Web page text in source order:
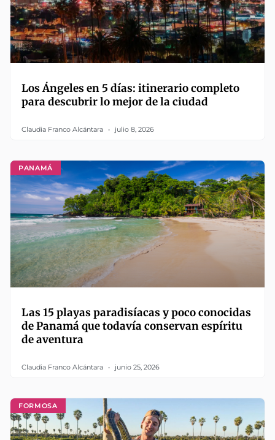
Los Ángeles en 5 días: itinerario completo
para descubrir lo mejor de la ciudad
Claudia Franco Alcántara julio 8, 2026
PANAMÁ
Las 15 playas paradisíacas y poco conocidas
de Panamá que todavía conservan espíritu
de aventura
Claudia Franco Alcántara junio 25, 2026
FORMOSA